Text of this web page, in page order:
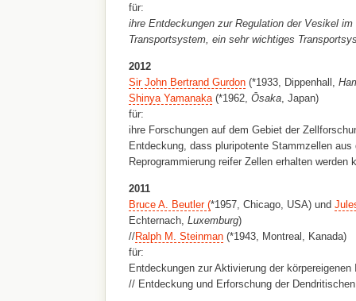
für:
ihre Entdeckungen zur Regulation der Vesikel im
Transportsystem, ein sehr wichtiges
2012
Sir John Bertrand Gurdon (*1933, Dippenhall,
Shinya Yamanaka(*1962, Ōsaka, Japan)
für:
ihre Forschungen auf dem Gebiet der
Entdeckung, dass pluripotente Stammzellen aus
Reprogrammierung reifer Zellen erhalten werden
2011
Bruce A. Beutler (*1957, Chicago, USA) und
Echternach, Luxemburg)
//Ralph M. Steinman(*1943, Montreal, Kanada)
für:
Entdeckungen zur Aktivierung der körpereigenen
// Entdeckung und Erforschung der